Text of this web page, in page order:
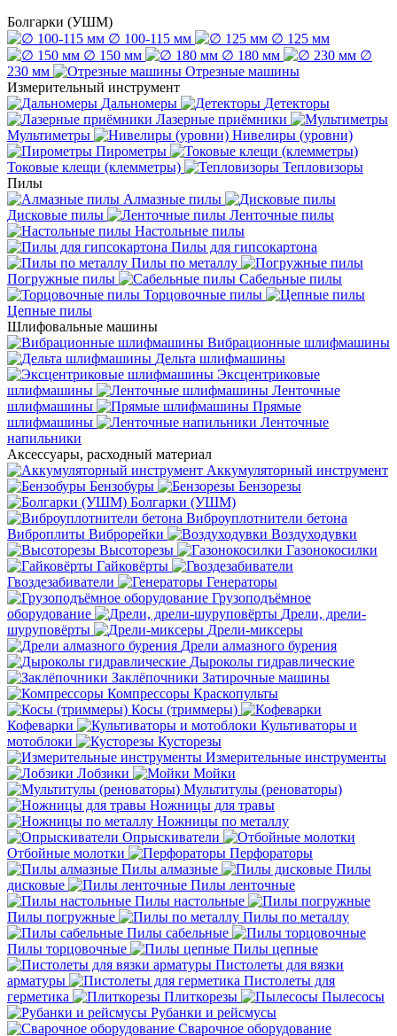
Болгарки (УШМ)
∅ 100-115 мм
∅ 125 мм
∅ 150 мм
∅ 180 мм
∅
230 мм
Отрезные машины
Измерительный инструмент
Дальномеры
Детекторы
Лазерные приёмники
Мультиметры
Нивелиры (уровни)
Пирометры
Токовые клещи (клемметры)
Тепловизоры
Пилы
Алмазные пилы
Дисковые пилы
Ленточные пилы
Настольные пилы
Пилы для гипсокартона
Пилы по металлу
Погружные пилы
Сабельные пилы
Торцовочные пилы
Цепные пилы
Шлифовальные машины
Вибрационные шлифмашины
Дельта шлифмашины
Эксцентриковые
шлифмашины
Ленточные
шлифмашины
Прямые
шлифмашины
Ленточные
напильники
Аксессуары, расходный материал
Аккумуляторный инструмент
Бензобуры
Бензорезы
Болгарки (УШМ)
Виброуплотнители бетона
Виброплиты Виброрейки
Воздуходувки
Высоторезы
Газонокосилки
Гайковёрты
Гвоздезабиватели
Генераторы
Грузоподъёмное
оборудование
Дрели, дрели-
шуруповёрты
Дрели-миксеры
Дрели алмазного бурения
Дыроколы гидравлические
Заклёпочники Затирочные машины
Компрессоры Краскопульты
Косы (триммеры)
Кофеварки
Культиваторы и
мотоблоки
Кусторезы
Измерительные инструменты
Лобзики
Мойки
Мультитулы (реноваторы)
Ножницы для травы
Ножницы по металлу
Опрыскиватели
Отбойные молотки
Перфораторы
Пилы алмазные
Пилы
дисковые
Пилы ленточные
Пилы настольные
Пилы погружные
Пилы по металлу
Пилы сабельные
Пилы торцовочные
Пилы цепные
Пистолеты для вязки
арматуры
Пистолеты для
герметика
Плиткорезы
Пылесосы
Рубанки и рейсмусы
Сварочное оборудование